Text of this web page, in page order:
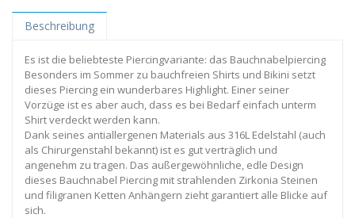
Beschreibung
Es ist die beliebteste Piercingvariante: das Bauchnabelpiercing
Besonders im Sommer zu bauchfreien Shirts und Bikini setzt
dieses Piercing ein wunderbares Highlight. Einer seiner
Vorzüge ist es aber auch, dass es bei Bedarf einfach unterm
Shirt verdeckt werden kann.
Dank seines antiallergenen Materials aus 316L Edelstahl (auch
als Chirurgenstahl bekannt) ist es gut verträglich und
angenehm zu tragen. Das außergewöhnliche, edle Design
dieses Bauchnabel Piercing mit strahlenden Zirkonia Steinen
und filigranen Ketten Anhängern zieht garantiert alle Blicke auf
sich.